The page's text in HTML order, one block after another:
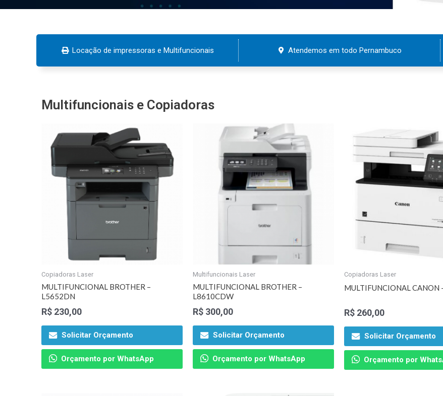
Locação de impressoras e Multifuncionais Atendemos em todo Pernambuco
Multifuncionais e Copiadoras
Copiadoras Laser
MULTIFUNCIONAL BROTHER –
L5652DN
R$ 230,00
Solicitar Orçamento
Orçamento por WhatsApp
Multifuncionais Laser
MULTIFUNCIONAL BROTHER –
L8610CDW
R$ 300,00
Solicitar Orçamento
Orçamento por WhatsApp
Copiadoras Laser
MULTIFUNCIONAL CANON
R$ 260,00
Solicitar Orçamento
Orçamento por